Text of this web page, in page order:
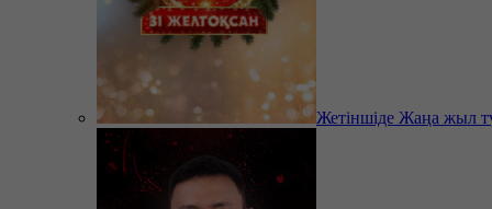
Жетіншіде Жаңа жыл